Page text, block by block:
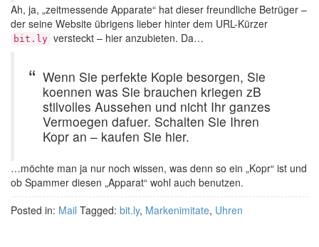
Ah, ja, „zeitmessende Apparate“ hat dieser freundliche Betrüger –
der seine Website übrigens lieber hinter dem URL-Kürzer
bit.ly versteckt – hier anzubieten. Da…
Wenn Sie perfekte Kopie besorgen, Sie
koennen was Sie brauchen kriegen zB
stilvolles Aussehen und nicht Ihr ganzes
Vermoegen dafuer. Schalten Sie Ihren
Kopr an – kaufen Sie hier.
…möchte man ja nur noch wissen, was denn so ein „Kopr“ ist und
ob Spammer diesen „Apparat“ wohl auch benutzen.
Posted in: Mail Tagged: bit.ly, Markenimitate, Uhren